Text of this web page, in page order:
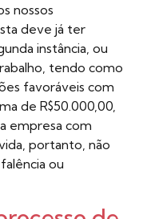
nossos
deve já ter
instância, ou
tendo como
favoráveis com
de R$50.000,00,
empresa com
portanto, não
ou